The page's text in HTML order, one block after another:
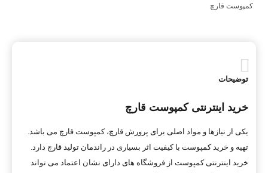
کمپوست قارچ
توضیحات
خرید اینترنتی کمپوست قارچ
یکی از نیازها و مواد اصلی برای پرورش قارچ، کمپوست قارچ می باشد.
تهیه و خرید کمپوست با کیفیت اثر بسیاری در راندمان تولید قارچ دارد.
خرید اینترنتی کمپوست از فروشگاه های دارای نشان اعتماد می تواند